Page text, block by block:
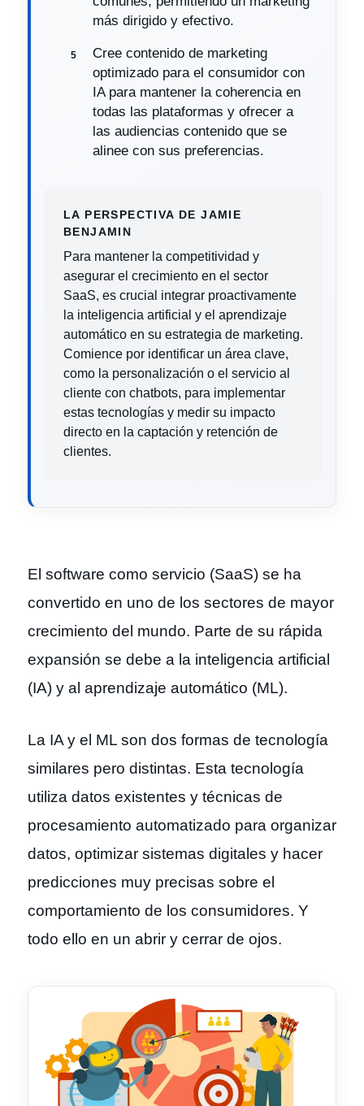
más dirigido y efectivo.
Cree contenido de marketing
optimizado para el consumidor con
IA para mantener la coherencia en
todas las plataformas y ofrecer a
las audiencias contenido que se
alinee con sus preferencias.
LA PERSPECTIVA DE JAMIE
BENJAMIN
Para mantener la competitividad y
asegurar el crecimiento en el sector
SaaS, es crucial integrar proactivamente
la inteligencia artificial y el aprendizaje
automático en su estrategia de marketing.
Comience por identificar un área clave,
como la personalización o el servicio al
cliente con chatbots, para implementar
estas tecnologías y medir su impacto
directo en la captación y retención de
clientes.
El software como servicio (SaaS) se ha
convertido en uno de los sectores de mayor
crecimiento del mundo. Parte de su rápida
expansión se debe a la inteligencia artificial
(IA) y al aprendizaje automático (ML).
La IA y el ML son dos formas de tecnología
similares pero distintas. Esta tecnología
utiliza datos existentes y técnicas de
procesamiento automatizado para organizar
datos, optimizar sistemas digitales y hacer
predicciones muy precisas sobre el
comportamiento de los consumidores. Y
todo ello en un abrir y cerrar de ojos.